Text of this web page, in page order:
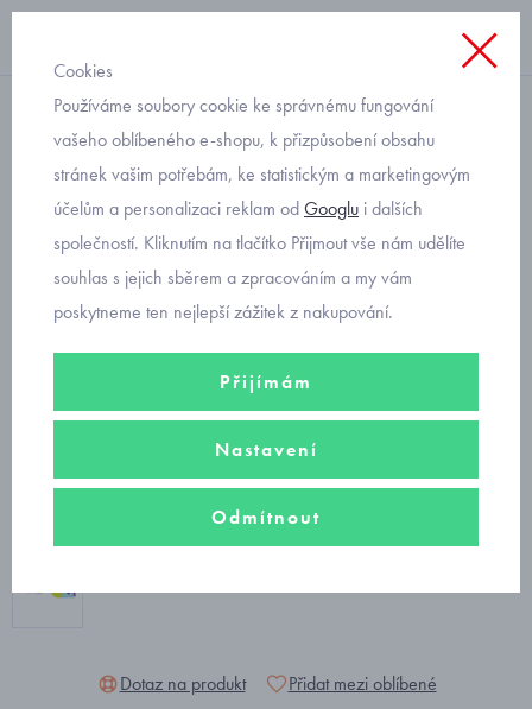
softshellová vesta
dětská černá softshellová
vesta Fantom 0506 velikost
140 a 146
Dotaz na produkt
Přidat mezi oblíbené
Cookies
Používáme soubory cookie ke správnému fungování
vašeho oblíbeného e-shopu, k přizpůsobení obsahu
stránek vašim potřebám, ke statistickým a marketingovým
účelům a personalizaci reklam odGooglu i dalších
společností. Kliknutím na tlačítko Přijmout vše nám udělíte
souhlas s jejich sběrem a zpracováním a my vám
poskytneme ten nejlepší zážitek z nakupování.
Přijímám
Nastavení
Odmítnout